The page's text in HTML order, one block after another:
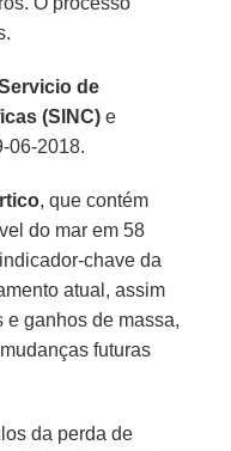
de
(SINC) e
06-2018.
, que contém
do mar em 58
chave da
atual, assim
e ganhos de massa,
futuras
da perda de